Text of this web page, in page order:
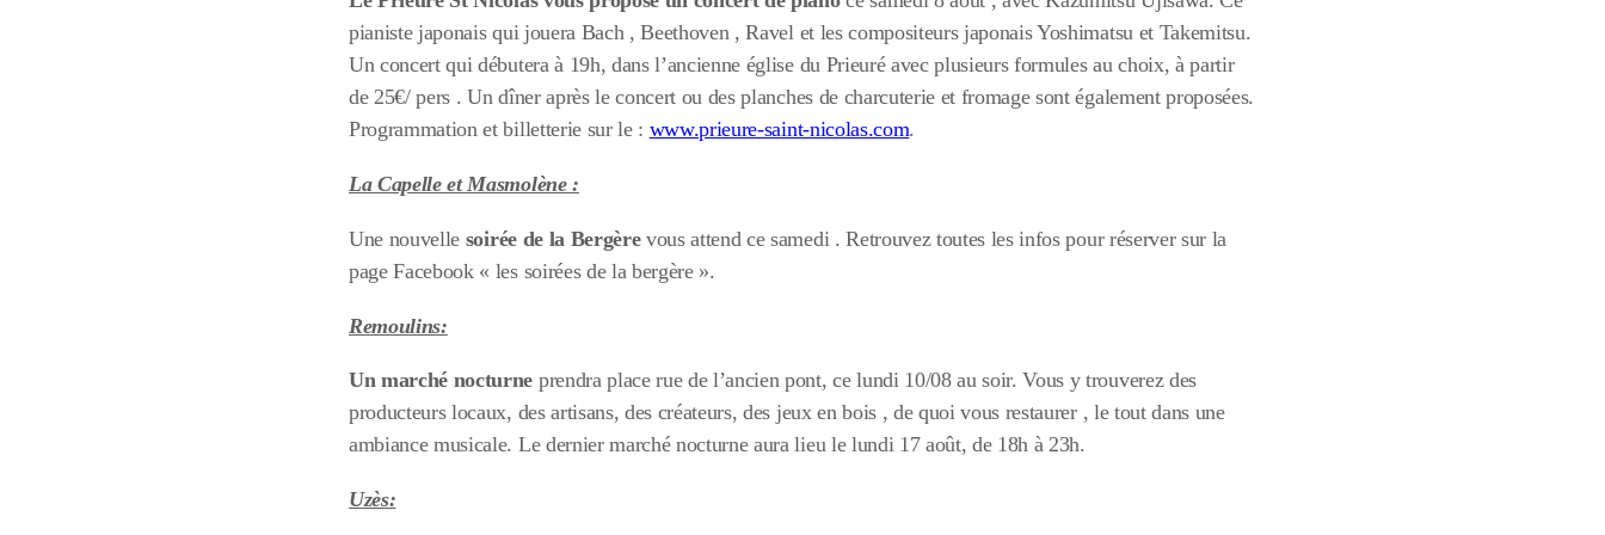
pianiste japonais qui jouera Bach , Beethoven , Ravel et les compositeurs japonais Yoshimatsu et Takemitsu.
Un concert qui débutera à 19h, dans l’ancienne église du Prieuré avec plusieurs formules au choix, à partir
de 25€/ pers . Un dîner après le concert ou des planches de charcuterie et fromage sont également proposées.
Programmation et billetterie sur le : www.prieure-saint-nicolas.com.
La Capelle et Masmolène :
Une nouvelle soirée de la Bergèrevous attend ce samedi . Retrouvez toutes les infos pour réserver sur la
page Facebook « les soirées de la bergère ».
Remoulins:
Un marché nocturne prendra place rue de l’ancien pont, ce lundi 10/08 au soir. Vous y trouverez des
producteurs locaux, des artisans, des créateurs, des jeux en bois , de quoi vous restaurer , le tout dans une
ambiance musicale. Le dernier marché nocturne aura lieu le lundi 17 août, de 18h à 23h.
Uzès: